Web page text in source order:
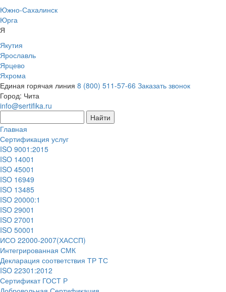
Южно-Сахалинск
Юрга
Я
Якутия
Ярославль
Ярцево
Яхрома
Единая горячая линия 8 (800) 511-57-66 Заказать звонок
Город: Чита
info@sertifika.ru
Главная
Сертификация услуг
ISO 9001:2015
ISO 14001
ISO 45001
ISO 16949
ISO 13485
ISO 20000:1
ISO 29001
ISO 27001
ISO 50001
ИСО 22000-2007(ХАССП)
Интегрированная СМК
Декларация соответствия ТР ТС
ISO 22301:2012
Сертификат ГОСТ Р